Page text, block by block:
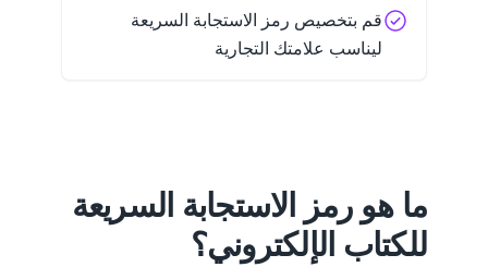
قم بتخصيص رمز الاستجابة السريعة
ليناسب علامتك التجارية
ما هو رمز الاستجابة السريعة
للكتاب الإلكتروني؟